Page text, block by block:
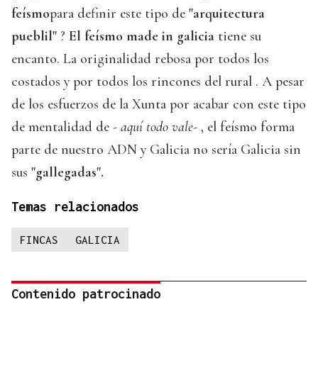
feísmopara definir este tipo de "arquitectura
pueblil" ? El feísmo made in galicia tiene su
encanto. La originalidad rebosa por todos los
costados y por todos los rincones del rural . A pesar
de los esfuerzos de la Xunta por acabar con este tipo
de mentalidad de - aquí todo vale- , el feísmo forma
parte de nuestro ADN y Galicia no sería Galicia sin
sus "gallegadas".
Temas relacionados
FINCAS GALICIA
Contenido patrocinado